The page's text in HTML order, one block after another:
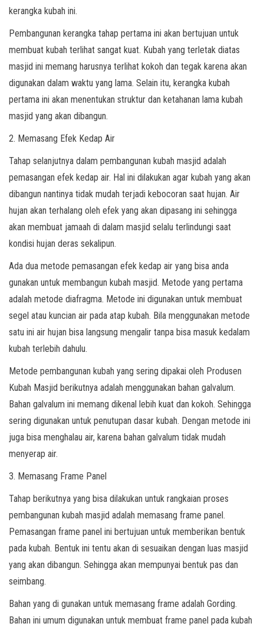
kerangka kubah ini.
Pembangunan kerangka tahap pertama ini akan bertujuan untuk
membuat kubah terlihat sangat kuat. Kubah yang terletak diatas
masjid ini memang harusnya terlihat kokoh dan tegak karena akan
digunakan dalam waktu yang lama. Selain itu, kerangka kubah
pertama ini akan menentukan struktur dan ketahanan lama kubah
masjid yang akan dibangun.
2. Memasang Efek Kedap Air
Tahap selanjutnya dalam pembangunan kubah masjid adalah
pemasangan efek kedap air. Hal ini dilakukan agar kubah yang akan
dibangun nantinya tidak mudah terjadi kebocoran saat hujan. Air
hujan akan terhalang oleh efek yang akan dipasang ini sehingga
akan membuat jamaah di dalam masjid selalu terlindungi saat
kondisi hujan deras sekalipun.
Ada dua metode pemasangan efek kedap air yang bisa anda
gunakan untuk membangun kubah masjid. Metode yang pertama
adalah metode diafragma. Metode ini digunakan untuk membuat
segel atau kuncian air pada atap kubah. Bila menggunakan metode
satu ini air hujan bisa langsung mengalir tanpa bisa masuk kedalam
kubah terlebih dahulu.
Metode pembangunan kubah yang sering dipakai oleh Produsen
Kubah Masjid berikutnya adalah menggunakan bahan galvalum.
Bahan galvalum ini memang dikenal lebih kuat dan kokoh. Sehingga
sering digunakan untuk penutupan dasar kubah. Dengan metode ini
juga bisa menghalau air, karena bahan galvalum tidak mudah
menyerap air.
3. Memasang Frame Panel
Tahap berikutnya yang bisa dilakukan untuk rangkaian proses
pembangunan kubah masjid adalah memasang frame panel.
Pemasangan frame panel ini bertujuan untuk memberikan bentuk
pada kubah. Bentuk ini tentu akan di sesuaikan dengan luas masjid
yang akan dibangun. Sehingga akan mempunyai bentuk pas dan
seimbang.
Bahan yang di gunakan untuk memasang frame adalah Gording.
Bahan ini umum digunakan untuk membuat frame panel pada kubah